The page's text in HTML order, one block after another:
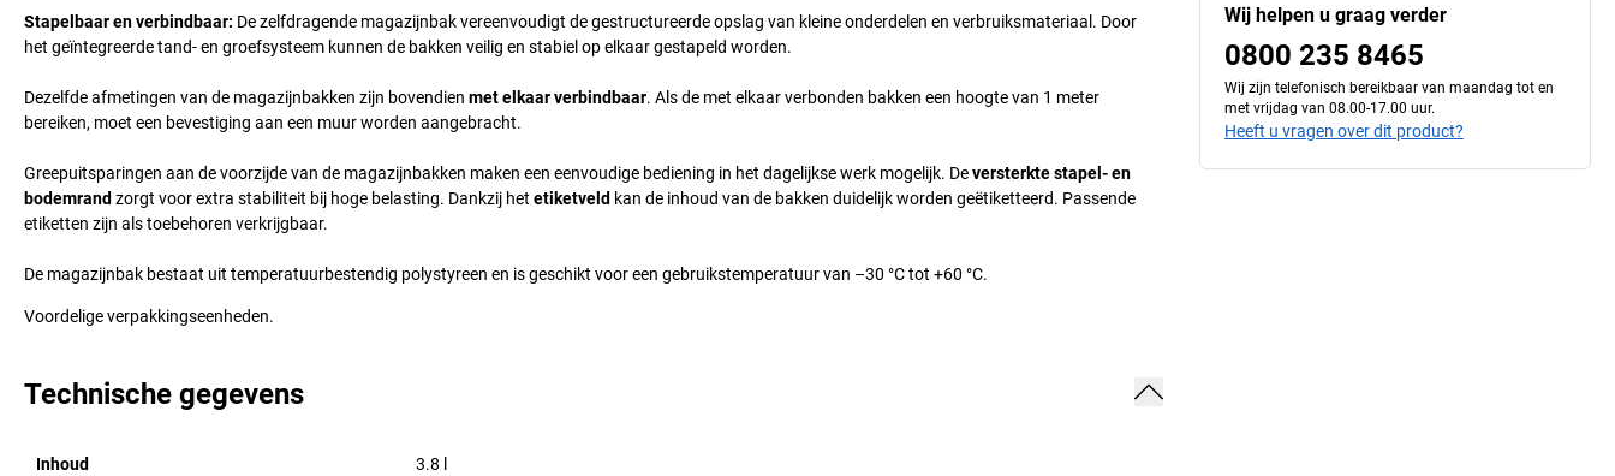
Stapelbaar en verbindbaar: De zelfdragende magazijnbak vereenvoudigt de gestructureerde opslag van kleine onderdelen en verbruiksmateriaal. Door
het geïntegreerde tand- en groefsysteem kunnen de bakken veilig en stabiel op elkaar gestapeld worden.
Dezelfde afmetingen van de magazijnbakken zijn bovendien met elkaar verbindbaar. Als de met elkaar verbonden bakken een hoogte van 1 meter
bereiken, moet een bevestiging aan een muur worden aangebracht.
Greepuitsparingen aan de voorzijde van de magazijnbakken maken een eenvoudige bediening in het dagelijkse werk mogelijk. Deversterkte stapel- en
bodemrand zorgt voor extra stabiliteit bij hoge belasting. Dankzij het etiketveld kan de inhoud van de bakken duidelijk worden geëtiketteerd. Passende
etiketten zijn als toebehoren verkrijgbaar.
De magazijnbak bestaat uit temperatuurbestendig polystyreen en is geschikt voor een gebruikstemperatuur van –30 °C tot +60 °C.
Voordelige verpakkingseenheden.
Technische gegevens
Inhoud 3.8
Wij helpen u graag verder
0800 235 8465
Wij zijn telefonisch bereikbaar van maandag tot en
met vrijdag van 08.00-17.00 uur.
Heeft u vragen over dit product?